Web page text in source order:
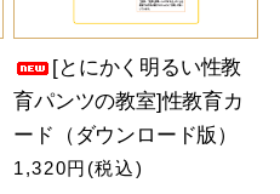
[とにかく明るい性教
育パンツの教室]性教育カ
ード（ダウンロード版）
1,320円(税込)